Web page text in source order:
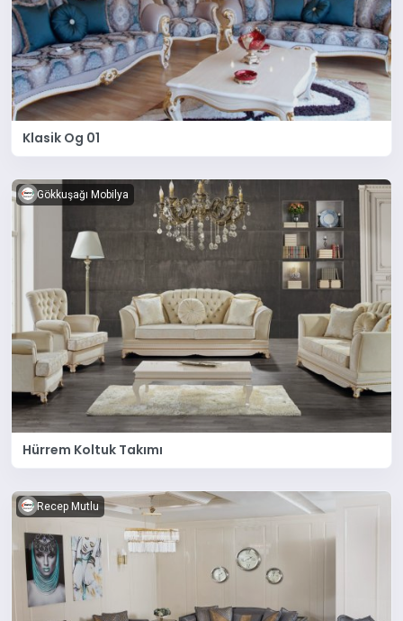
Klasik Og 01
Gökkuşağı Mobilya
Hürrem Koltuk Takımı
Recep Mutlu